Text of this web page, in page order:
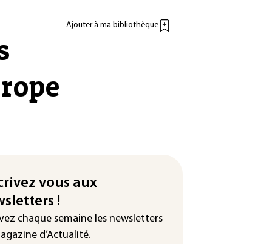
Ajouter à ma bibliothèque
vous aux
!
chaque semaine les newsletters
d’Actualité.